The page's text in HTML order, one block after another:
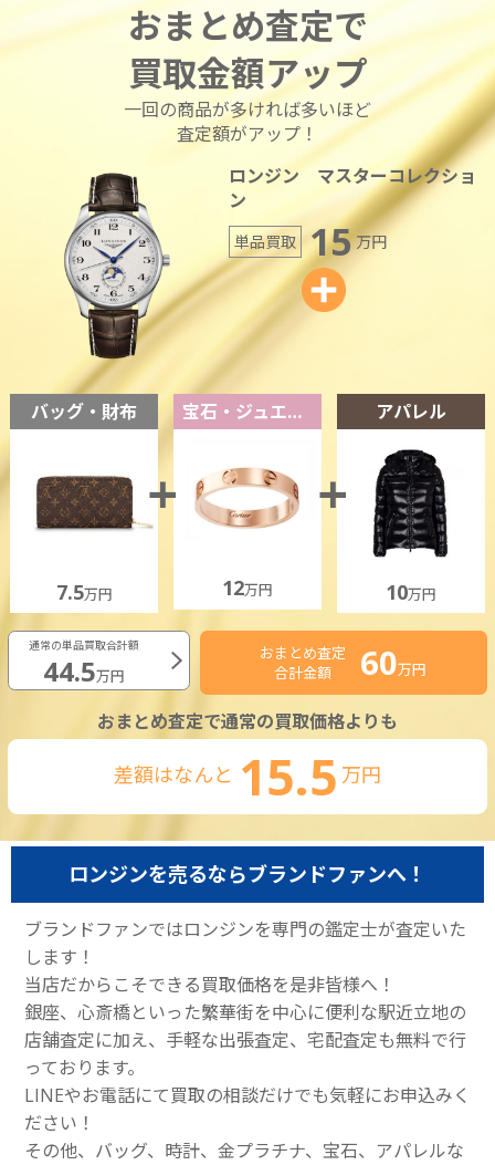
おまとめ査定で
買取金額アップ
一回の商品が多ければ多いほど
査定額がアップ！
ロンジン マスターコレクショ
ン
単品買取 15万円
バッグ・財布
7.5万円
宝石・ジュエリー
12万円
アパレル
10万円
通常の単品買取合計額
44.5万円
おまとめ査定
合計金額
60万円
おまとめ査定で通常の買取価格よりも
差額はなんと 15.5 万円
ロンジンを売るならブランドファンへ！
ブランドファンではロンジンを専門の鑑定士が査定いた
します！
当店だからこそできる買取価格を是非皆様へ！
銀座、心斎橋といった繁華街を中心に便利な駅近立地の
店舗査定に加え、手軽な出張査定、宅配査定も無料で行
っております。
LINEやお電話にて買取の相談だけでも気軽にお申込みく
ださい！
その他、バッグ、時計、金プラチナ、宝石、アパレルな